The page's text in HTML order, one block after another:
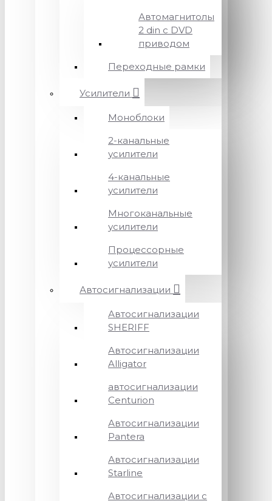
Автомагнитолы
2 din с DVD
приводом
Переходные рамки
Усилители
Моноблоки
2-канальные
усилители
4-канальные
усилители
Многоканальные
усилители
Процессорные
усилители
Автосигнализации
Автосигнализации
SHERIFF
Автосигнализации
Alligator
автосигнализации
Centurion
Автосигнализации
Pantera
Автосигнализации
Starline
Автосигнализации с